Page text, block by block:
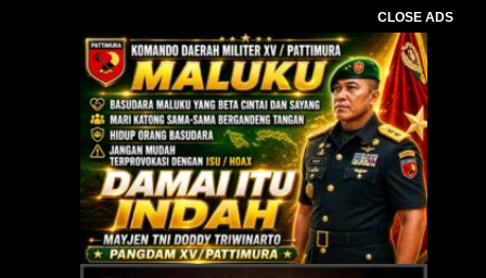
CLOSE ADS